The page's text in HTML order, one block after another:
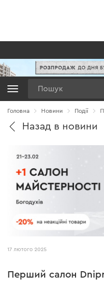
Головна Новини Події
Назад в новини
17 лютого 2025
Перший салон